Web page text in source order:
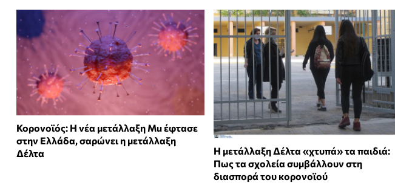
Κορονοϊός: Η νέα μετάλλαξη Mu έφτασε
στην Ελλάδα, σαρώνει η μετάλλαξη
Δέλτα
Η μετάλλαξη Δέλτα «χτυπά» τα παιδιά:
Πως τα σχολεία συμβάλλουν στη
διασπορά του κορονοϊού